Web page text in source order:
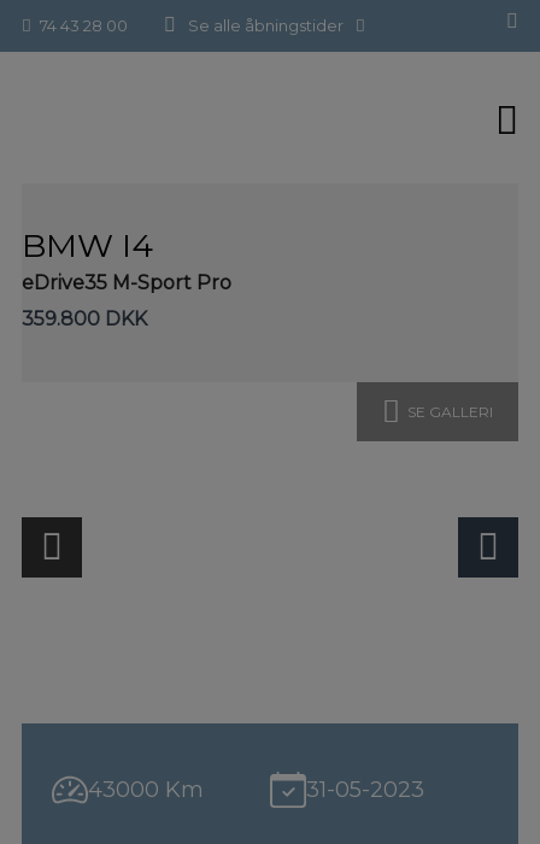
Hop 74 43 28 00 Se alle åbningstider
Forside >Brugte biler> BMW i4
BMW I4
eDrive35 M-Sport Pro
359.800 DKK
SE GALLERI
43000 Km 31-05-2023